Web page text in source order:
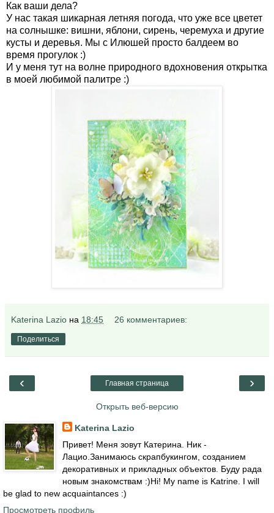
Как ваши дела?
У нас такая шикарная летняя погода, что уже все цветет
на солнышке: вишни, яблони, сирень, черемуха и другие
кусты и деревья. Мы с Илюшей просто балдеем во
время прогулок :)
И у меня тут на волне природного вдохновения открытка
в моей любимой палитре :)
Katerina Lazio на 18:45 26 комментариев:
Поделиться
‹ ›
Главная страница
Открыть веб-версию
Katerina Lazio
Привет! Меня зовут Катерина. Ник -
Лацио.Занимаюсь скрапбукингом, созданием
декоративных и прикладных объектов. Буду рада
новым знакомствам :)Hi! My name is Katrine. I will
be glad to new acquaintances :)
Просмотреть профиль